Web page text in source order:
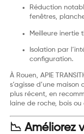
Réduction
fenêtres,
Meilleure inertie
Isolation par
configuration.
À Rouen, APIE
s’agisse d’une
plus récent, en
laine de roche, bois ou
📉 Améliorez